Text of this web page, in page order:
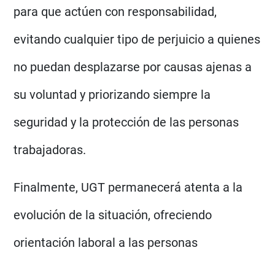
para que actúen con responsabilidad,
evitando cualquier tipo de perjuicio a quienes
no puedan desplazarse por causas ajenas a
su voluntad y priorizando siempre la
seguridad y la protección de las personas
trabajadoras.
Finalmente, UGT permanecerá atenta a la
evolución de la situación, ofreciendo
orientación laboral a las personas